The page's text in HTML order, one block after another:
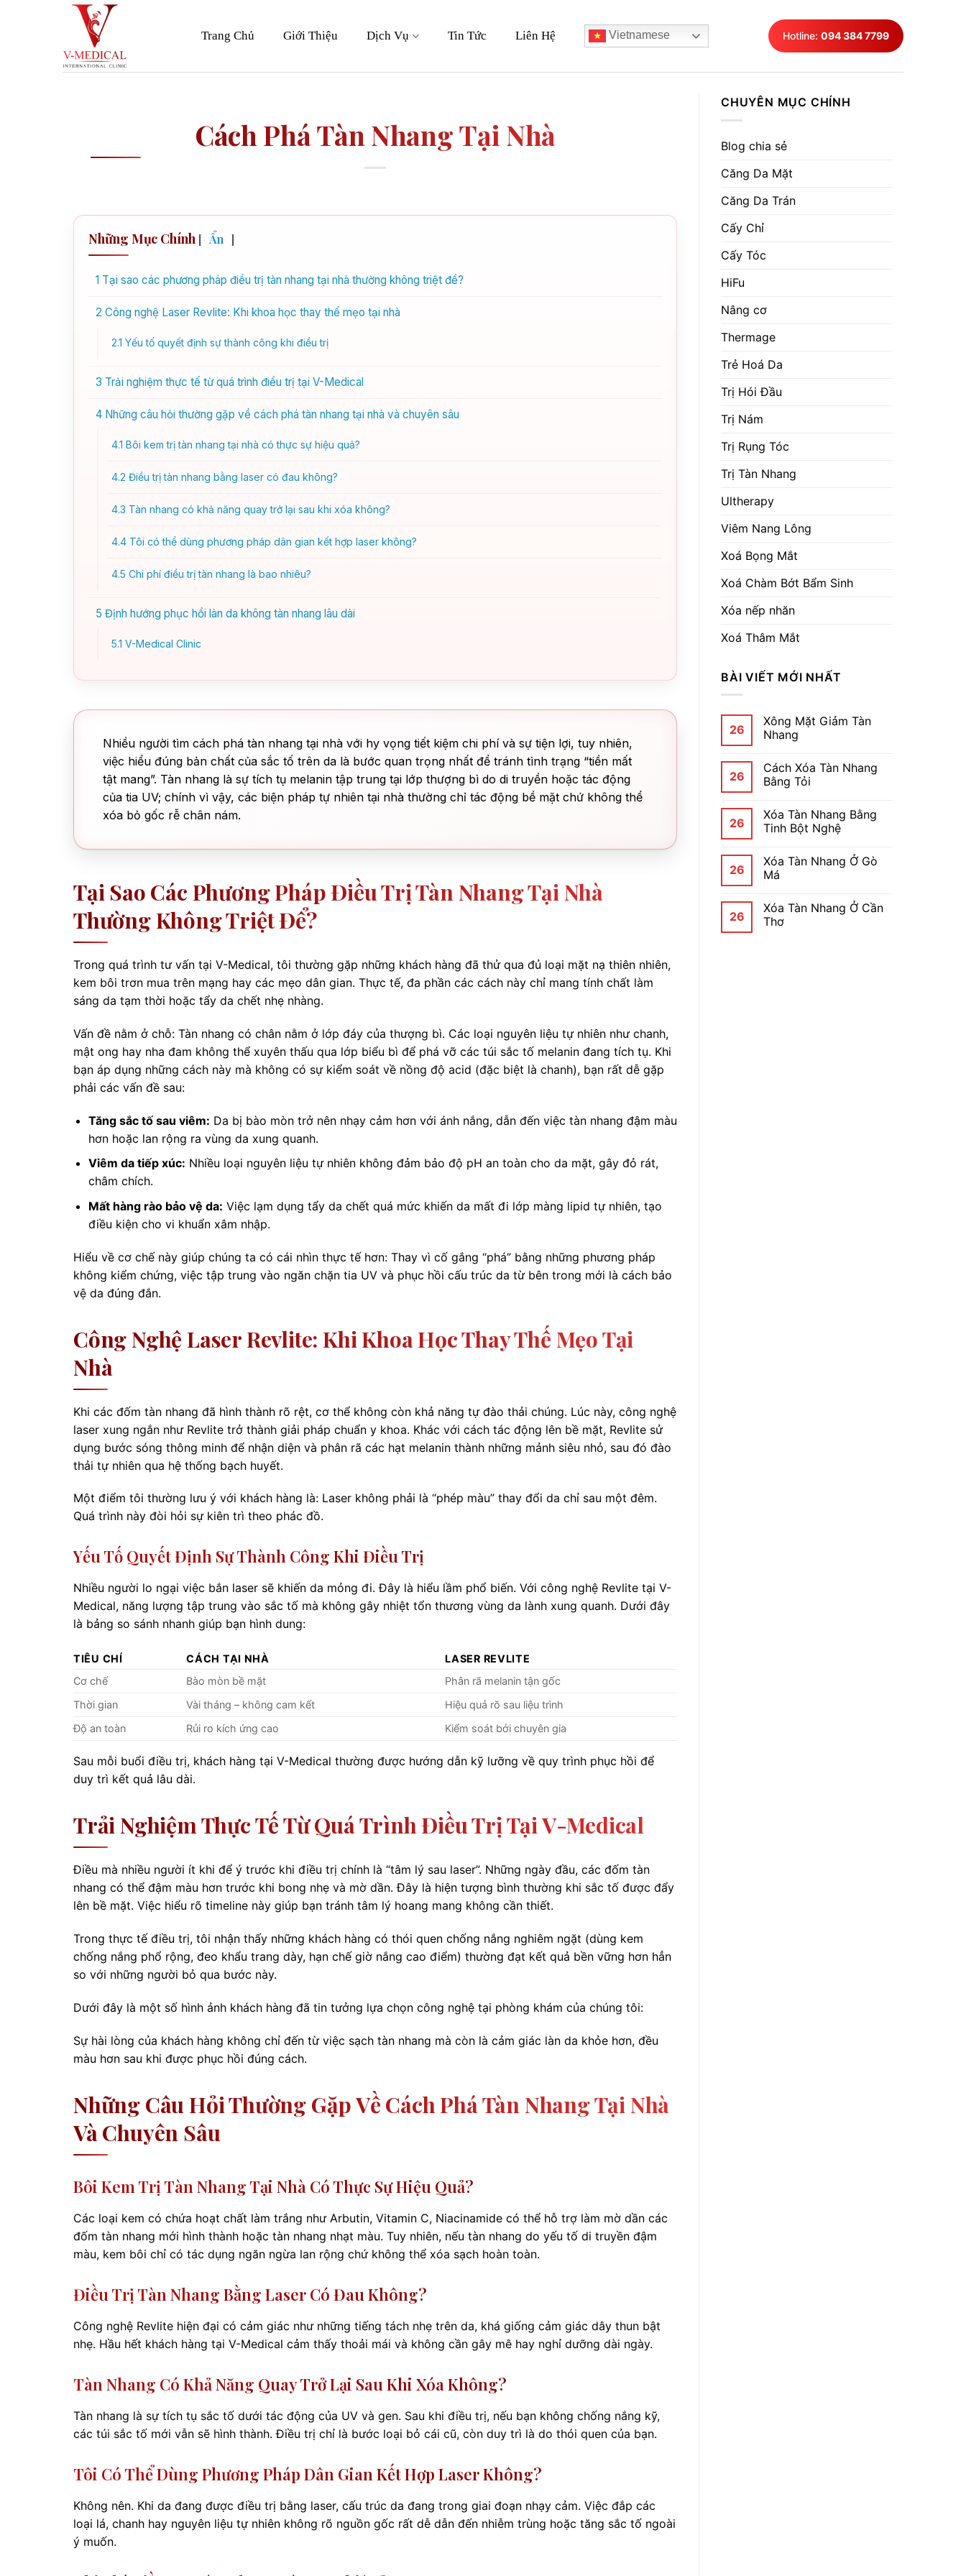
Trang Chủ Giới Thiệu Dịch Vụ Tin Tức Liên Hệ Vietnamese Hotline: 094 384 7799
Cách Phá Tàn Nhang Tại Nhà
Những Mục Chính [ Ẩn ]
1 Tại sao các phương pháp điều trị tàn nhang tại nhà thường không triệt để?
2 Công nghệ Laser Revlite: Khi khoa học thay thế mẹo tại nhà
2.1 Yếu tố quyết định sự thành công khi điều trị
3 Trải nghiệm thực tế từ quá trình điều trị tại V-Medical
4 Những câu hỏi thường gặp về cách phá tàn nhang tại nhà và chuyên sâu
4.1 Bôi kem trị tàn nhang tại nhà có thực sự hiệu quả?
4.2 Điều trị tàn nhang bằng laser có đau không?
4.3 Tàn nhang có khả năng quay trở lại sau khi xóa không?
4.4 Tôi có thể dùng phương pháp dân gian kết hợp laser không?
4.5 Chi phí điều trị tàn nhang là bao nhiêu?
5 Định hướng phục hồi làn da không tàn nhang lâu dài
5.1 V-Medical Clinic
Nhiều người tìm cách phá tàn nhang tại nhà với hy vọng tiết kiệm chi phí và sự tiện lợi, tuy nhiên,
việc hiểu đúng bản chất của sắc tố trên da là bước quan trọng nhất để tránh tình trạng “tiền mất
tật mang”. Tàn nhang là sự tích tụ melanin tập trung tại lớp thượng bì do di truyền hoặc tác động
của tia UV; chính vì vậy, các biện pháp tự nhiên tại nhà thường chỉ tác động bề mặt chứ không thể
xóa bỏ gốc rễ chân nám.
Tại Sao Các Phương Pháp Điều Trị Tàn Nhang Tại Nhà
Thường Không Triệt Để?
Trong quá trình tư vấn tại V-Medical, tôi thường gặp những khách hàng đã thử qua đủ loại mặt nạ thiên nhiên,
kem bôi trơn mua trên mạng hay các mẹo dân gian. Thực tế, đa phần các cách này chỉ mang tính chất làm
sáng da tạm thời hoặc tẩy da chết nhẹ nhàng.
Vấn đề nằm ở chỗ: Tàn nhang có chân nằm ở lớp đáy của thượng bì. Các loại nguyên liệu tự nhiên như chanh,
mật ong hay nha đam không thể xuyên thấu qua lớp biểu bì để phá vỡ các túi sắc tố melanin đang tích tụ. Khi
bạn áp dụng những cách này mà không có sự kiểm soát về nồng độ acid (đặc biệt là chanh), bạn rất dễ gặp
phải các vấn đề sau:
Tăng sắc tố sau viêm: Da bị bào mòn trở nên nhạy cảm hơn với ánh nắng, dẫn đến việc tàn nhang đậm màu
hơn hoặc lan rộng ra vùng da xung quanh.
Viêm da tiếp xúc: Nhiều loại nguyên liệu tự nhiên không đảm bảo độ pH an toàn cho da mặt, gây đỏ rát,
châm chích.
Mất hàng rào bảo vệ da: Việc lạm dụng tẩy da chết quá mức khiến da mất đi lớp màng lipid tự nhiên, tạo
điều kiện cho vi khuẩn xâm nhập.
Hiểu về cơ chế này giúp chúng ta có cái nhìn thực tế hơn: Thay vì cố gắng “phá” bằng những phương pháp
không kiểm chứng, việc tập trung vào ngăn chặn tia UV và phục hồi cấu trúc da từ bên trong mới là cách bảo
vệ da đúng đắn.
Công Nghệ Laser Revlite: Khi Khoa Học Thay Thế Mẹo Tại
Nhà
Khi các đốm tàn nhang đã hình thành rõ rệt, cơ thể không còn khả năng tự đào thải chúng. Lúc này, công nghệ
laser xung ngắn như Revlite trở thành giải pháp chuẩn y khoa. Khác với cách tác động lên bề mặt, Revlite sử
dụng bước sóng thông minh để nhận diện và phân rã các hạt melanin thành những mảnh siêu nhỏ, sau đó đào
thải tự nhiên qua hệ thống bạch huyết.
Một điểm tôi thường lưu ý với khách hàng là: Laser không phải là “phép màu” thay đổi da chỉ sau một đêm.
Quá trình này đòi hỏi sự kiên trì theo phác đồ.
Yếu Tố Quyết Định Sự Thành Công Khi Điều Trị
Nhiều người lo ngại việc bắn laser sẽ khiến da mỏng đi. Đây là hiểu lầm phổ biến. Với công nghệ Revlite tại V-
Medical, năng lượng tập trung vào sắc tố mà không gây nhiệt tổn thương vùng da lành xung quanh. Dưới đây
là bảng so sánh nhanh giúp bạn hình dung:
TIÊU CHÍ CÁCH TẠI NHÀ
LASER REVLITE
Cơ chế
Bào mòn bề mặt
Phân rã melanin tận gốc
Thời gian
Vài tháng – không cam kết
Hiệu quả rõ sau liệu trình
Độ an toàn
Rủi ro kích ứng cao Kiểm soát bởi chuyên gia
Sau mỗi buổi điều trị, khách hàng tại V-Medical thường được hướng dẫn kỹ lưỡng về quy trình phục hồi để
duy trì kết quả lâu dài.
Trải Nghiệm Thực Tế Từ Quá Trình Điều Trị Tại V-Medical
Điều mà nhiều người ít khi để ý trước khi điều trị chính là “tâm lý sau laser”. Những ngày đầu, các đốm tàn
nhang có thể đậm màu hơn trước khi bong nhẹ và mờ dần. Đây là hiện tượng bình thường khi sắc tố được đẩy
lên bề mặt. Việc hiểu rõ timeline này giúp bạn tránh tâm lý hoang mang không cần thiết.
Trong thực tế điều trị, tôi nhận thấy những khách hàng có thói quen chống nắng nghiêm ngặt (dùng kem
chống nắng phổ rộng, đeo khẩu trang dày, hạn chế giờ nắng cao điểm) thường đạt kết quả bền vững hơn hẳn
so với những người bỏ qua bước này.
Dưới đây là một số hình ảnh khách hàng đã tin tưởng lựa chọn công nghệ tại phòng khám của chúng tôi:
Sự hài lòng của khách hàng không chỉ đến từ việc sạch tàn nhang mà còn là cảm giác làn da khỏe hơn, đều
màu hơn sau khi được phục hồi đúng cách.
Những Câu Hỏi Thường Gặp Về Cách Phá Tàn Nhang Tại Nhà
Và Chuyên Sâu
Bôi Kem Trị Tàn Nhang Tại Nhà Có Thực Sự Hiệu Quả?
Các loại kem có chứa hoạt chất làm trắng như Arbutin, Vitamin C, Niacinamide có thể hỗ trợ làm mờ dần các
đốm tàn nhang mới hình thành hoặc tàn nhang nhạt màu. Tuy nhiên, nếu tàn nhang do yếu tố di truyền đậm
màu, kem bôi chỉ có tác dụng ngăn ngừa lan rộng chứ không thể xóa sạch hoàn toàn.
Điều Trị Tàn Nhang Bằng Laser Có Đau Không?
Công nghệ Revlite hiện đại có cảm giác như những tiếng tách nhẹ trên da, khá giống cảm giác dây thun bật
nhẹ. Hầu hết khách hàng tại V-Medical cảm thấy thoải mái và không cần gây mê hay nghỉ dưỡng dài ngày.
Tàn Nhang Có Khả Năng Quay Trở Lại Sau Khi Xóa Không?
Tàn nhang là sự tích tụ sắc tố dưới tác động của UV và gen. Sau khi điều trị, nếu bạn không chống nắng kỹ,
các túi sắc tố mới vẫn sẽ hình thành. Điều trị chỉ là bước loại bỏ cái cũ, còn duy trì là do thói quen của bạn.
Tôi Có Thể Dùng Phương Pháp Dân Gian Kết Hợp Laser Không?
Không nên. Khi da đang được điều trị bằng laser, cấu trúc da đang trong giai đoạn nhạy cảm. Việc đắp các
loại lá, chanh hay nguyên liệu tự nhiên không rõ nguồn gốc rất dễ dẫn đến nhiễm trùng hoặc tăng sắc tố ngoài
ý muốn.
CHUYÊN MỤC CHÍNH
Blog chia sẻ
Căng Da Mặt
Căng Da Trán
Cấy Chỉ
Cấy Tóc
HiFu
Nâng cơ
Thermage
Trẻ Hoá Da
Trị Hói Đầu
Trị Nám
Trị Rụng Tóc
Trị Tàn Nhang
Ultherapy
Viêm Nang Lông
Xoá Bọng Mắt
Xoá Chàm Bớt Bẩm Sinh
Xóa nếp nhăn
Xoá Thâm Mắt
BÀI VIẾT MỚI NHẤT
26
Xông Mặt Giảm Tàn
Nhang
26
Cách Xóa Tàn Nhang
Bằng Tỏi
26
Xóa Tàn Nhang Bằng
Tinh Bột Nghệ
26
Xóa Tàn Nhang Ở Gò
Má
26
Xóa Tàn Nhang Ở Cần
Thơ